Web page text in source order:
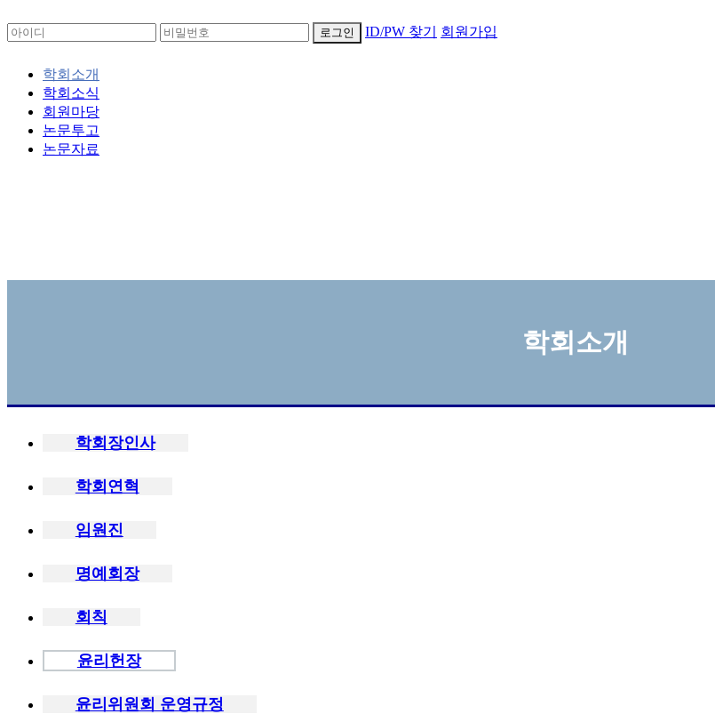
로그인 ID/PW 찾기 회원가입
학회소개
학회소식
회원마당
논문투고
논문자료
학회소개
학회장인사
학회연혁
임원진
명예회장
회칙
윤리헌장
윤리위원회 운영규정